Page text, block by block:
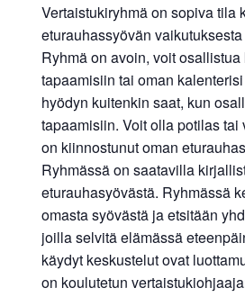
Vertaistukiryhmä on sopiva tila
eturauhassyövän
Ryhmä on avoin, voit
tapaamisiin tai oman
hyödyn kuitenkin saat, kun
tapaamisiin. Voit olla potilas tai
on kiinnostunut oman
Ryhmässä on saatavilla
eturauhasyövästä. Ryhmässä
omasta syövästä ja etsitään
joilla selvitä elämässä
käydyt keskustelut ovat
on koulutetun